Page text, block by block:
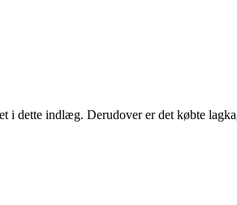
i dette indlæg. Derudover er det købte